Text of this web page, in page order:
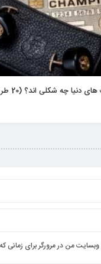
چه شکلی اند؟ (20 طرح خاص)
وبسایت من در مرورگر برای زمانی